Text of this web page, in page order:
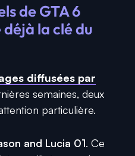
de GTA 6
la clé du
diffusées par
semaines, deux
particulière.
and Lucia 01. Ce